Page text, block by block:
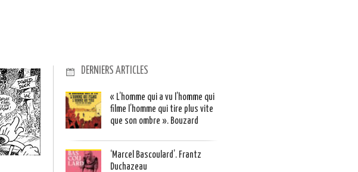
DERNIERS ARTICLES
« L’homme qui a vu l’homme qui
filme l’homme qui tire plus vite
que son ombre ». Bouzard
‘Marcel Bascoulard’. Frantz
Duchazeau